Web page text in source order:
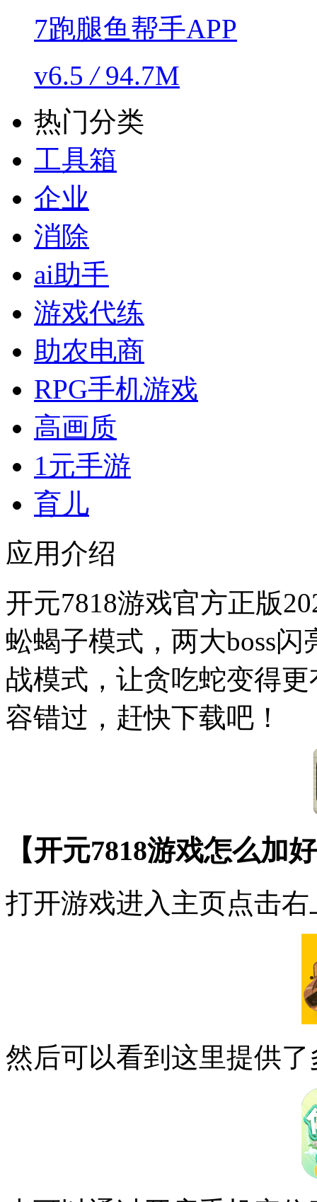
7跑腿鱼帮手APP
v6.5/94.7M
热门分类
工具箱
企业
消除
ai助手
游戏代练
助农电商
RPG手机游戏
高画质
1元手游
育儿
应用介绍
开元7818游戏官方正版
蚣蝎子模式，两大boss
战模式，让贪吃蛇变得
容错过，赶快下载吧！
【开元7818游戏怎么加
打开游戏进入主页点击
然后可以看到这里提供